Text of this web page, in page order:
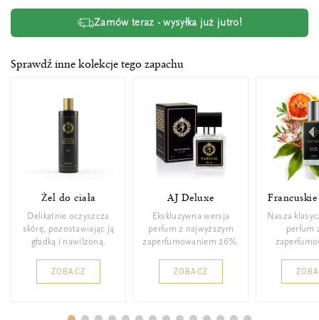
Zamów teraz - wysyłka już jutro!
Sprawdź inne kolekcje tego zapachu
Żel do ciała
Delikatnie oczyszcza
skórę, pozostawiając ją
gładką i nawilżoną.
ZOBACZ
AJ Deluxe
Ekskluzywna wersja
perfum z najwyższym
zaperfumowaniem 26%.
ZOBACZ
Nasza
perfum